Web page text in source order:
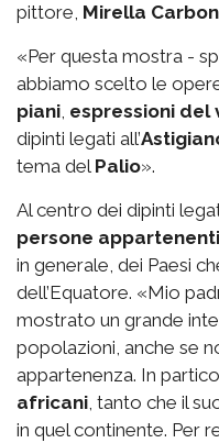
pittore, Mirella
«Per questa mostra -
abbiamo scelto le
piani, espressioni del
dipinti legati all’
tema del Palio».
Al centro dei dipinti
persone
in generale, dei Paesi
dell’Equatore. «Mio
mostrato un grande
popolazioni, anche se
appartenenza. In
africani, tanto che il
in quel continente. Per